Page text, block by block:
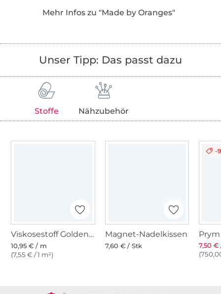
Englisch, Niederländisch und Französisch an!
Mehr Infos zu "Made by Oranges"
Unser Tipp: Das passt dazu
Stoffe Nähzubehör
Viskosestoff Golden Glamour, moosgrün
10,95 € / m
(7,55 € / 1 m²)
Magnet-Nadelkissen
7,60 € / Stk
-
7,50 €